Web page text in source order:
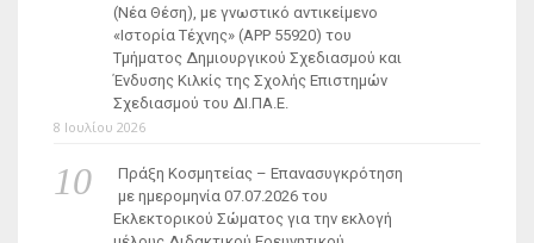
(Νέα Θέση), με γνωστικό αντικείμενο
«Ιστορία Τέχνης» (ΑΡΡ 55920) του
Τμήματος Δημιουργικού Σχεδιασμού και
Ένδυσης Κιλκίς της Σχολής Επιστημών
Σχεδιασμού του ΔΙ.ΠΑ.Ε.
8 Ιουλίου 2026
Πράξη Κοσμητείας – Επανασυγκρότηση
με ημερομηνία 07.07.2026 του
Εκλεκτορικού Σώματος για την εκλογή